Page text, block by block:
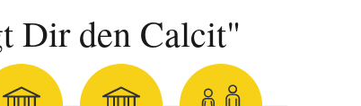
Dir den Calcit"